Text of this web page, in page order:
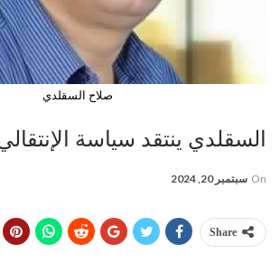
صلاح السقلدي
السقلدي ينتقد سياسة
On سبتمبر 20, 2024
Share